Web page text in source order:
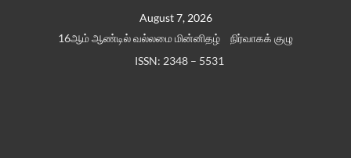
August 7, 2026
16ஆம் ஆண்டில் வல்லமை மின்னிதழ்
நிர்வாகக் குழு
ISSN: 2348 – 5531